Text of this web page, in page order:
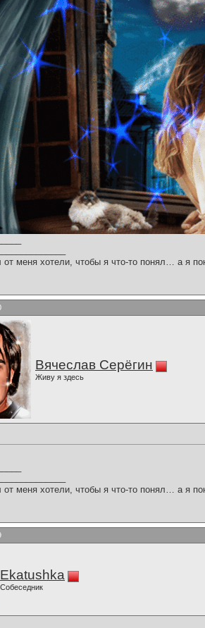
от меня хотели, чтобы я что-то понял… а я
Вячеслав Серёгин
Живу я здесь
от меня хотели, чтобы я что-то понял… а я
Ekatushka
Собеседник